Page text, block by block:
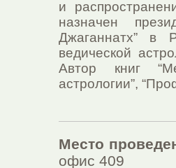
и
назначен
Джаганнатх” в
ведической
Автор книг
астрологии”,
Место
офис 409